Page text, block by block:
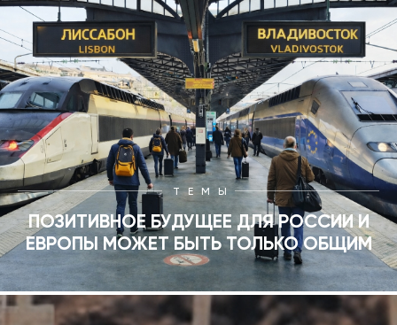
ТЕМЫ
ПОЗИТИВНОЕ БУДУЩЕЕ ДЛЯ РОССИИ И
ЕВРОПЫ МОЖЕТ БЫТЬ ТОЛЬКО ОБЩИМ